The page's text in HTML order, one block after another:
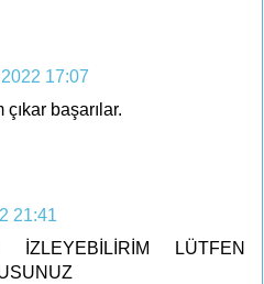
17:07
başarılar.
21:41
İZLEYEBİLİRİM LÜTFEN